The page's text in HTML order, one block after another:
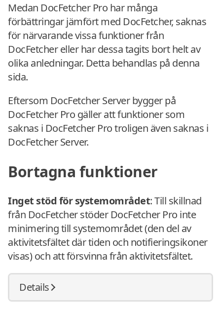
Medan DocFetcher Pro har många
förbättringar jämfört med DocFetcher, saknas
för närvarande vissa funktioner från
DocFetcher eller har dessa tagits bort helt av
olika anledningar. Detta behandlas på denna
sida.
Eftersom DocFetcher Server bygger på
DocFetcher Pro gäller att funktioner som
saknas i DocFetcher Pro troligen även saknas i
DocFetcher Server.
Bortagna funktioner
Inget stöd för systemområdet: Till skillnad
från DocFetcher stöder DocFetcher Pro inte
minimering till systemområdet (den del av
aktivitetsfältet där tiden och notifieringsikoner
visas) och att försvinna från aktivitetsfältet.
Details